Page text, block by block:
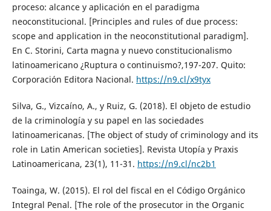
proceso: alcance y aplicación en el paradigma
neoconstitucional. [Principles and rules of due process:
scope and application in the neoconstitutional paradigm].
En C. Storini, Carta magna y nuevo constitucionalismo
latinoamericano ¿Ruptura o continuismo?,197-207. Quito:
Corporación Editora Nacional. https://n9.cl/x9tyx
Silva, G., Vizcaíno, A., y Ruiz, G. (2018). El objeto de estudio
de la criminología y su papel en las sociedades
latinoamericanas. [The object of study of criminology and its
role in Latin American societies]. Revista Utopía y Praxis
Latinoamericana, 23(1), 11-31. https://n9.cl/nc2b1
Toainga, W. (2015). El rol del fiscal en el Código Orgánico
Integral Penal. [The role of the prosecutor in the Organic